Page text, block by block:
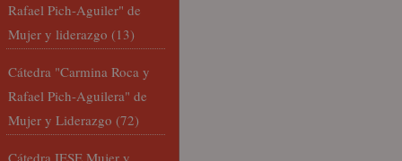
Rafael Pich-Aguiler" de
Mujer y liderazgo (13)
Cátedra "Carmina Roca y
Rafael Pich-Aguilera" de
Mujer y Liderazgo (72)
Cátedra IESE Mujer y